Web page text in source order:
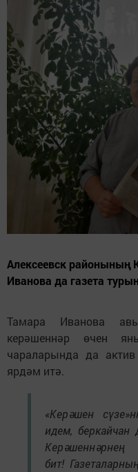
Алексеевск районының
Иванова да газета
Тамара Иванова
керәшеннәр өчен
чараларында да
ярдәм итә.
«Керәшен
идем,
бит!